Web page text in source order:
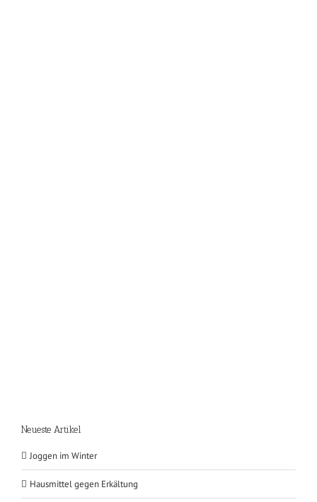
Neueste Artikel
Joggen im Winter
Hausmittel gegen Erkältung